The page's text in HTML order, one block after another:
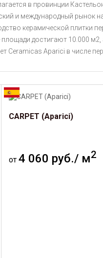
в провинции
и международный рынок
керамической плитки
достигают 10.000 м2,
Ceramicas Aparici в числе
CARPET (Aparici)
от 4 060 руб./ м2